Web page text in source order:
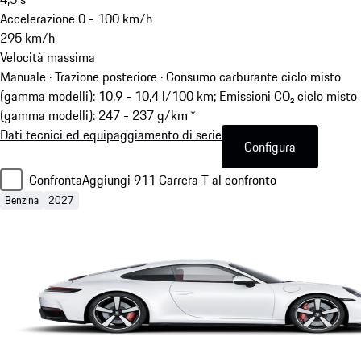
Accelerazione 0 - 100 km/h
295 km/h
Velocità massima
Manuale · Trazione posteriore ·Consumo carburante ciclo misto
(gamma modelli): 10,9 - 10,4 l/100 km; Emissioni CO₂ ciclo misto
(gamma modelli): 247 - 237 g/km *
Dati tecnici ed equipaggiamento di serie
Configura
ConfrontaAggiungi 911 Carrera T al confronto
Benzina 2027